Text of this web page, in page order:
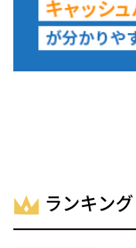
ランキング